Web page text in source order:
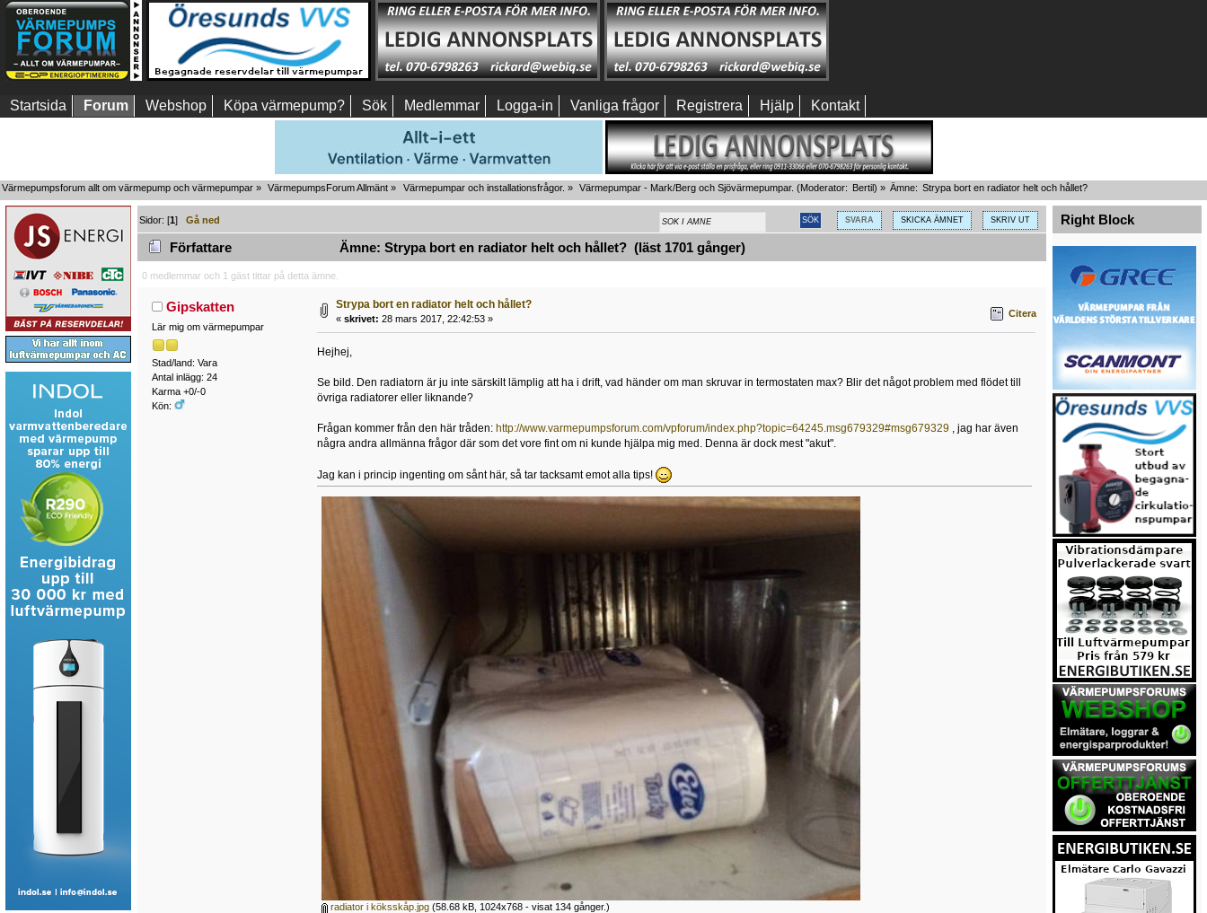
Startsida Forum Webshop Köpa värmepump? Sök Medlemmar Logga-in Vanliga frågor Registrera Hjälp Kontakt
Värmepumpsforum allt om värmepump och värmepumpar » VärmepumpsForum Allmänt » Värmepumpar och installationsfrågor. » Värmepumpar - Mark/Berg och Sjövärmepumpar. (Moderator: Bertil) » Ämne: Strypa bort en radiator helt och hållet?
SVARA SKICKA ÄMNET SKRIV UT
Sidor: [1]Gå ned
Författare Ämne: Strypa bort en radiator helt och hållet? (läst 1701 gånger)
0 medlemmar och 1 gäst tittar på detta ämne.
Gipskatten
Lär mig om värmepumpar
Stad/land: Vara
Antal inlägg: 24
Karma +0/-0
Kön:
Strypa bort en radiator helt och hållet?
« skrivet: 28 mars 2017, 22:42:53 » Citera
Hejhej,
Se bild. Den radiatorn är ju inte särskilt lämplig att ha i drift, vad händer om man skruvar in termostaten max? Blir det något problem med flödet till
övriga radiatorer eller liknande?
Frågan kommer från den här tråden: http://www.varmepumpsforum.com/vpforum/index.php?topic=64245.msg679329#msg679329, jag har även
några andra allmänna frågor där som det vore fint om ni kunde hjälpa mig med. Denna är dock mest "akut".
Jag kan i princip ingenting om sånt här, så tar tacksamt emot alla tips!
radiator i köksskåp.jpg(58.68 kB, 1024x768 - visat 134 gånger.)
Right Block